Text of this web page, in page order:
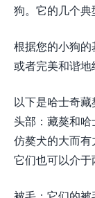
狗。它的几个典
根据您的小狗的
或者完美和谐地
以下是哈士奇藏
头部：藏獒和
仿獒犬的大而有
它们也可以介于